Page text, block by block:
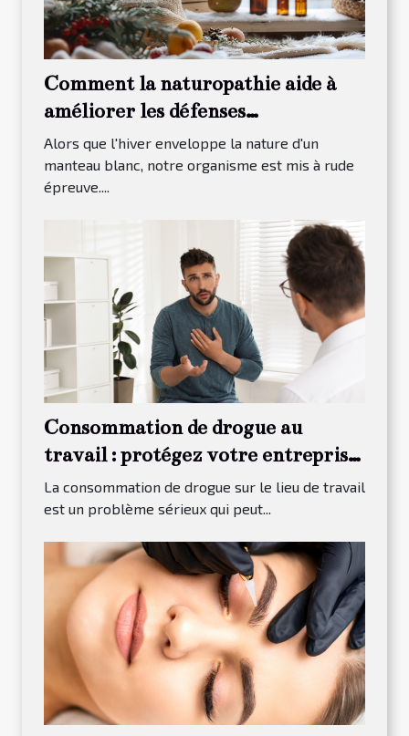
Comment la naturopathie aide à
améliorer les défenses
immunitaires en hiver
Alors que l'hiver enveloppe la nature d'un
manteau blanc, notre organisme est mis à rude
épreuve....
Consommation de drogue au
travail : protégez votre entreprise
grâce au dépistage
La consommation de drogue sur le lieu de travail
est un problème sérieux qui peut...